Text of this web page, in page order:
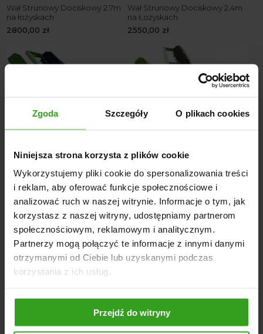
Zgoda Szczegóły O plikach cookies
Niniejsza strona korzysta z plików cookie
Wykorzystujemy pliki cookie do spersonalizowania treści
i reklam, aby oferować funkcje społecznościowe i
analizować ruch w naszej witrynie. Informacje o tym, jak
korzystasz z naszej witryny, udostępniamy partnerom
społecznościowym, reklamowym i analitycznym.
Partnerzy mogą połączyć te informacje z innymi danymi
otrzymanymi od Ciebie lub uzyskanymi podczas
korzystania z ich usług.
Przejdź do witryny
Wał Strunowy Dociskowy 2.7m
na łożyskach
2800,00 zł
Wał Strunowy Dociskowy 2.4m
na Łożyskach
2550,00 zł
Wał Strunowy 3 metry
1570,00zł
Wał Strunowy 3.2m na
Łożyskach
1640,00zł